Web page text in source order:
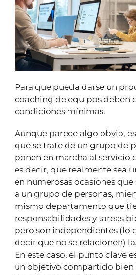
Para que pueda darse un
coaching de equipos deben
condiciones mínimas.
Aunque parece algo obvio,
que se trate de un grupo de
ponen en marcha al servicio
es decir, que realmente sea
en numerosas ocasiones
a un grupo de personas,
mismo departamento que
responsabilidades y tareas
pero son independientes (lo
decir que no se relacionen)
En este caso, el punto clave
un objetivo compartido bien